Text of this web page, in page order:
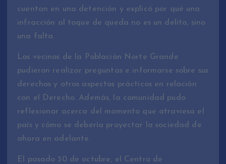
cuentan en una detención y explicó por qué una
infracción al toque de queda no es un delito, sino
una falta.
Los vecinos de la Población Norte Grande
pudieron realizar preguntas e informarse sobre sus
derechos y otros aspectos prácticos en relación
con el Derecho. Además, la comunidad pudo
reflexionar acerca del momento que atraviesa el
país y cómo se debería proyectar la sociedad de
ahora en adelante.
El pasado 30 de octubre, el Centro de